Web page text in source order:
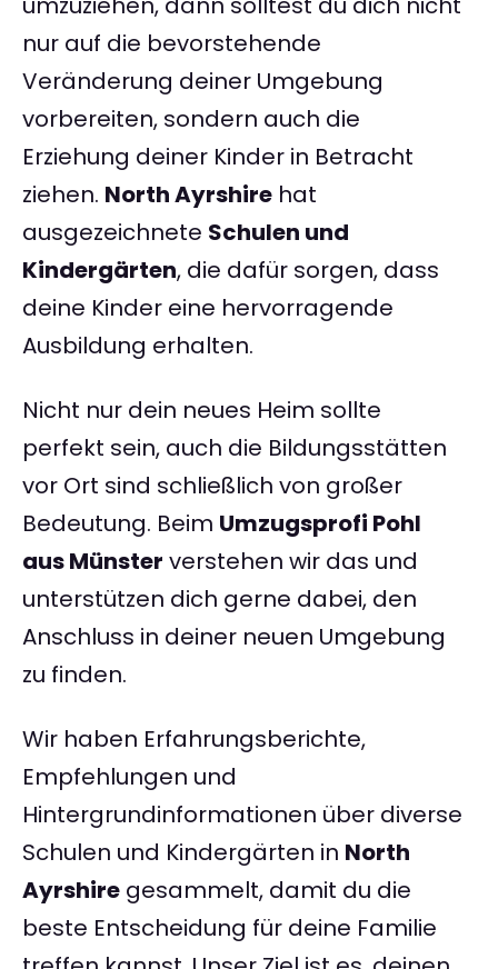
nur auf die bevorstehende
Veränderung deiner Umgebung
vorbereiten, sondern auch die
Erziehung deiner Kinder in Betracht
ziehen. North Ayrshire hat
ausgezeichnete Schulen und
Kindergärten, die dafür sorgen, dass
deine Kinder eine hervorragende
Ausbildung erhalten.
Nicht nur dein neues Heim sollte
perfekt sein, auch die Bildungsstätten
vor Ort sind schließlich von großer
Bedeutung. Beim Umzugsprofi Pohl
aus Münster verstehen wir das und
unterstützen dich gerne dabei, den
Anschluss in deiner neuen Umgebung
zu finden.
Wir haben Erfahrungsberichte,
Empfehlungen und
Hintergrundinformationen über diverse
Schulen und Kindergärten in North
Ayrshire gesammelt, damit du die
beste Entscheidung für deine Familie